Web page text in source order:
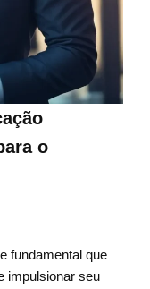
o
fundamental que
impulsionar seu